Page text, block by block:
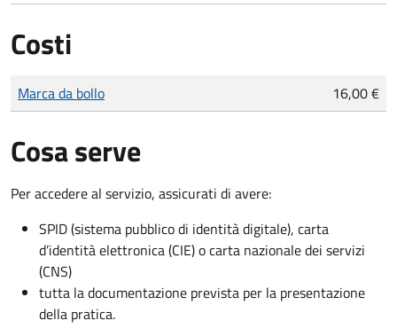
Costi
Tipo di pagamento
Importo
Marca da bollo 16,00 €
Cosa serve
Per accedere al servizio, assicurati di avere:
SPID (sistema pubblico di identità digitale), carta
d’identità elettronica (CIE) o carta nazionale dei servizi
(CNS)
tutta la documentazione prevista per la presentazione
della pratica.